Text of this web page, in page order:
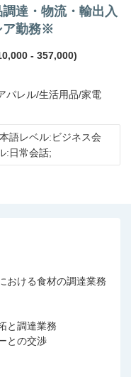
調達・物流・輸出入
ア勤務※
- 357,000)
パレル/生活用品/家電
語レベル:ビジネス会
:日常会話;
おける食材の調達業務
と調達業務
との交渉